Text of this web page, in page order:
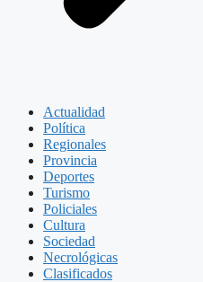
Actualidad
Política
Regionales
Provincia
Deportes
Turismo
Policiales
Cultura
Sociedad
Necrológicas
Clasificados